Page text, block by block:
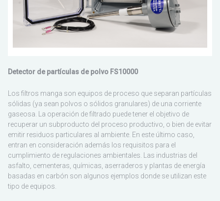
Detector de partículas de polvo FS10000
Los filtros manga son equipos de proceso que separan partículas
sólidas (ya sean polvos o sólidos granulares) de una corriente
gaseosa. La operación de filtrado puede tener el objetivo de
recuperar un subproducto del proceso productivo, o bien de evitar
emitir residuos particulares al ambiente. En este último caso,
entran en consideración además los requisitos para el
cumplimiento de regulaciones ambientales. Las industrias del
asfalto, cementeras, químicas, aserraderos y plantas de energía
basadas en carbón son algunos ejemplos donde se utilizan este
tipo de equipos.